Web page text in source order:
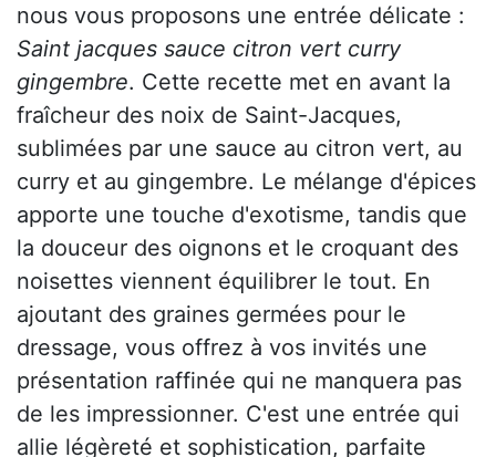
nous vous proposons une entrée délicate :
Saint jacques sauce citron vert curry
gingembre. Cette recette met en avant la
fraîcheur des noix de Saint-Jacques,
sublimées par une sauce au citron vert, au
curry et au gingembre. Le mélange d'épices
apporte une touche d'exotisme, tandis que
la douceur des oignons et le croquant des
noisettes viennent équilibrer le tout. En
ajoutant des graines germées pour le
dressage, vous offrez à vos invités une
présentation raffinée qui ne manquera pas
de les impressionner. C'est une entrée qui
allie légèreté et sophistication, parfaite